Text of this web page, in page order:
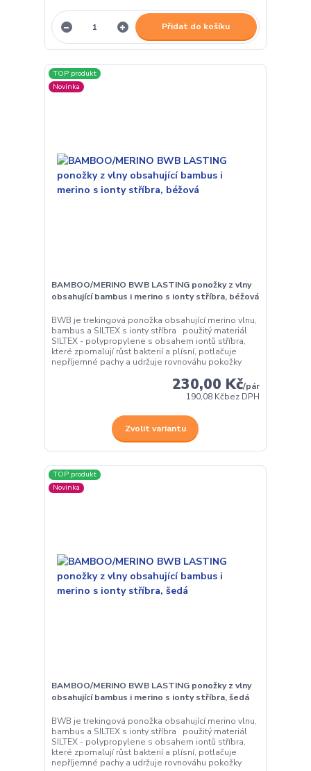
Přidat do košíku
TOP produkt
Novinka
BAMBOO/MERINO BWB LASTING ponožky z vlny
obsahující bambus i merino s ionty stříbra, béžová
BWB je trekingová ponožka obsahující merino vlnu,
bambus a SILTEX s ionty stříbra použitý materiál
SILTEX - polypropylene s obsahem iontů stříbra,
které zpomalují růst bakterií a plísní, potlačuje
nepříjemné pachy a udržuje rovnováhu pokožky
230,00 Kč/pár
190,08 Kčbez DPH
Zvolit variantu
TOP produkt
Novinka
BAMBOO/MERINO BWB LASTING ponožky z vlny
obsahující bambus i merino s ionty stříbra, šedá
BWB je trekingová ponožka obsahující merino vlnu,
bambus a SILTEX s ionty stříbra použitý materiál
SILTEX - polypropylene s obsahem iontů stříbra,
které zpomalují růst bakterií a plísní, potlačuje
nepříjemné pachy a udržuje rovnováhu pokožky